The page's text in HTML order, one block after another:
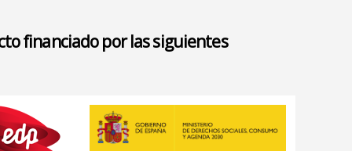
financiado por las siguientes